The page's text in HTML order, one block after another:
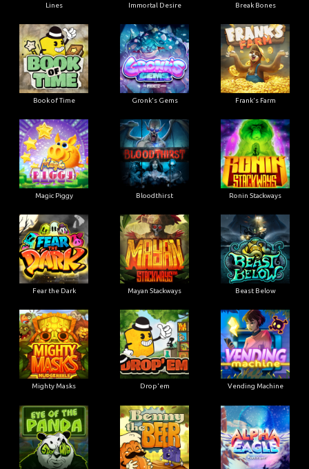
Lines Immortal Desire Break Bones
Book of Time Gronk's Gems Frank's Farm
Magic Piggy Bloodthirst Ronin Stackways
Fear the Dark Mayan Stackways Beast Below
Mighty Masks Drop'em Vending Machine